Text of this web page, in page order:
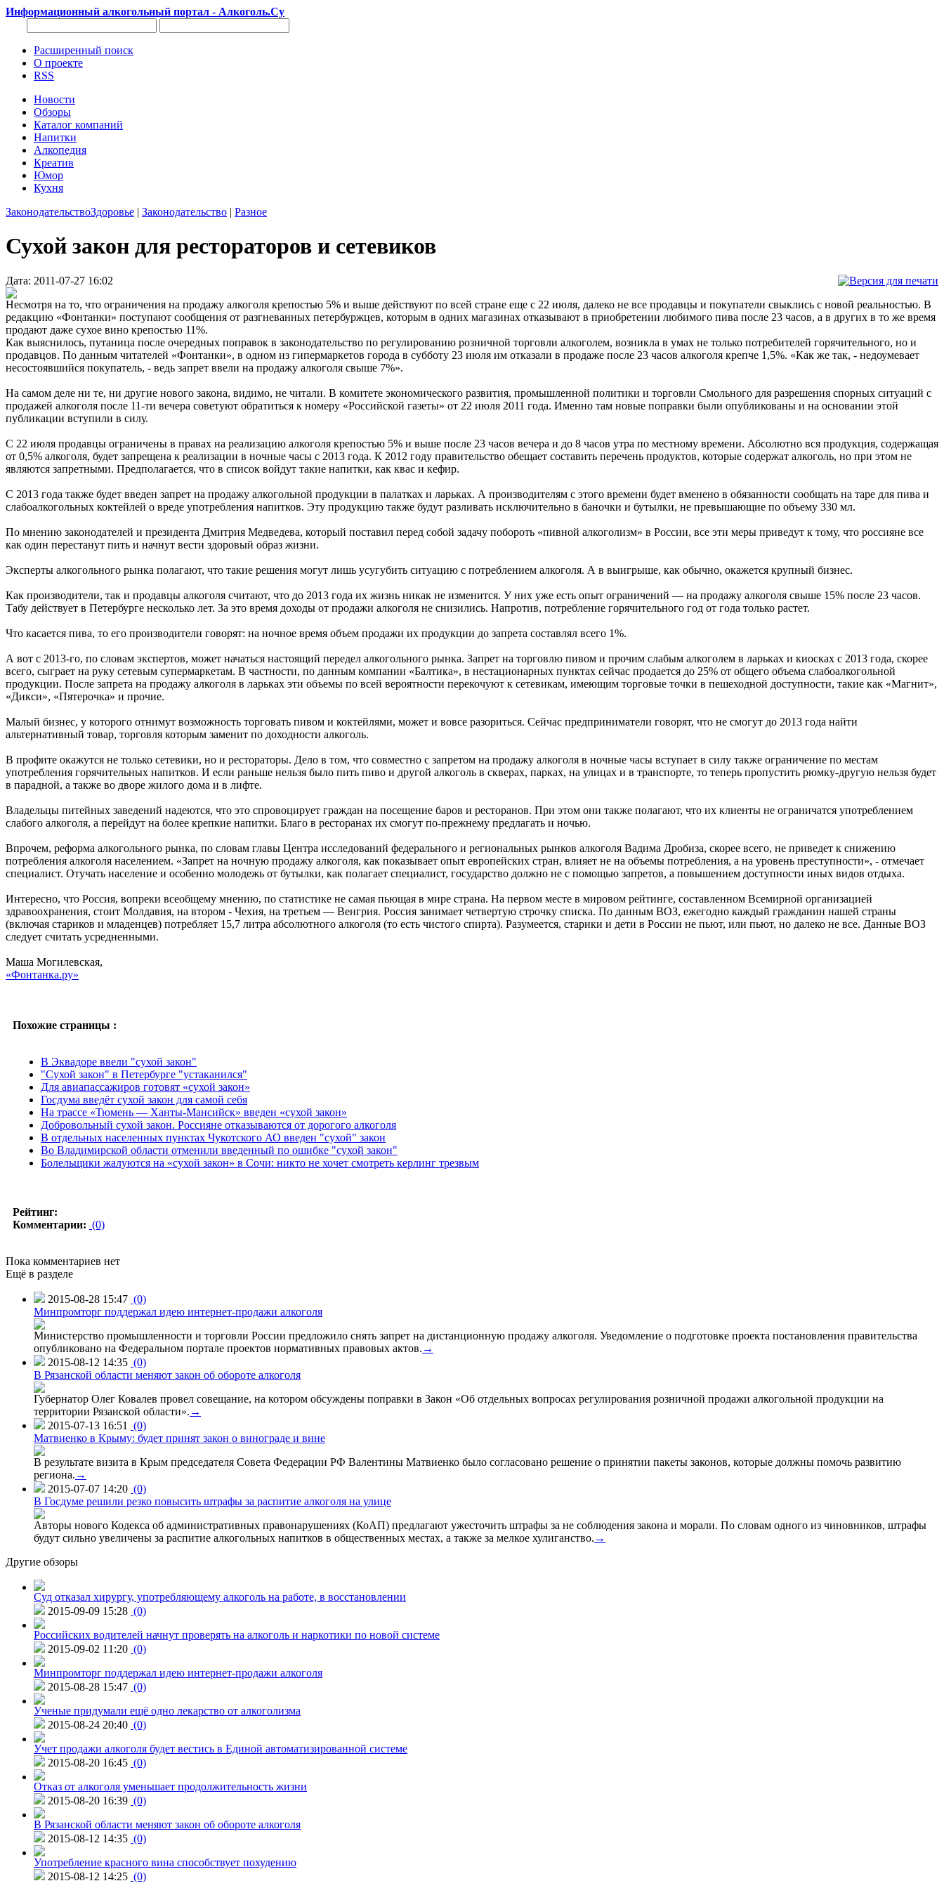
Информационный алкогольный портал - Алкоголь.Су
Расширенный поиск
О проекте
RSS
Новости
Обзоры
Каталог компаний
Напитки
Алкопедия
Креатив
Юмор
Кухня
ЗаконодательствоЗдоровье | Законодательство | Разное
Сухой закон для рестораторов и сетевиков
Дата: 2011-07-27 16:02
Несмотря на то, что ограничения на продажу алкоголя крепостью 5% и выше действуют по всей стране еще с 22 июля, далеко не все продавцы и покупатели свыклись с новой реальностью. В
редакцию «Фонтанки» поступают сообщения от разгневанных петербуржцев, которым в одних магазинах отказывают в приобретении любимого пива после 23 часов, а в других в то же время
продают даже сухое вино крепостью 11%.
Как выяснилось, путаница после очередных поправок в законодательство по регулированию розничной торговли алкоголем, возникла в умах не только потребителей горячительного, но и
продавцов. По данным читателей «Фонтанки», в одном из гипермаркетов города в субботу 23 июля им отказали в продаже после 23 часов алкоголя крепче 1,5%. «Как же так, - недоумевает
несостоявшийся покупатель, - ведь запрет ввели на продажу алкоголя свыше 7%».
На самом деле ни те, ни другие нового закона, видимо, не читали. В комитете экономического развития, промышленной политики и торговли Смольного для разрешения спорных ситуаций с
продажей алкоголя после 11-ти вечера советуют обратиться к номеру «Российской газеты» от 22 июля 2011 года. Именно там новые поправки были опубликованы и на основании этой
публикации вступили в силу.
С 22 июля продавцы ограничены в правах на реализацию алкоголя крепостью 5% и выше после 23 часов вечера и до 8 часов утра по местному времени. Абсолютно вся продукция, содержащая
от 0,5% алкоголя, будет запрещена к реализации в ночные часы с 2013 года. К 2012 году правительство обещает составить перечень продуктов, которые содержат алкоголь, но при этом не
являются запретными. Предполагается, что в список войдут такие напитки, как квас и кефир.
С 2013 года также будет введен запрет на продажу алкогольной продукции в палатках и ларьках. А производителям с этого времени будет вменено в обязанности сообщать на таре для пива и
слабоалкогольных коктейлей о вреде употребления напитков. Эту продукцию также будут разливать исключительно в баночки и бутылки, не превышающие по объему 330 мл.
По мнению законодателей и президента Дмитрия Медведева, который поставил перед собой задачу побороть «пивной алкоголизм» в России, все эти меры приведут к тому, что россияне все
как один перестанут пить и начнут вести здоровый образ жизни.
Эксперты алкогольного рынка полагают, что такие решения могут лишь усугубить ситуацию с потреблением алкоголя. А в выигрыше, как обычно, окажется крупный бизнес.
Как производители, так и продавцы алкоголя считают, что до 2013 года их жизнь никак не изменится. У них уже есть опыт ограничений — на продажу алкоголя свыше 15% после 23 часов.
Табу действует в Петербурге несколько лет. За это время доходы от продажи алкоголя не снизились. Напротив, потребление горячительного год от года только растет.
Что касается пива, то его производители говорят: на ночное время объем продажи их продукции до запрета составлял всего 1%.
А вот с 2013-го, по словам экспертов, может начаться настоящий передел алкогольного рынка. Запрет на торговлю пивом и прочим слабым алкоголем в ларьках и киосках с 2013 года, скорее
всего, сыграет на руку сетевым супермаркетам. В частности, по данным компании «Балтика», в нестационарных пунктах сейчас продается до 25% от общего объема слабоалкогольной
продукции. После запрета на продажу алкоголя в ларьках эти объемы по всей вероятности перекочуют к сетевикам, имеющим торговые точки в пешеходной доступности, такие как «Магнит»,
«Дикси», «Пятерочка» и прочие.
Малый бизнес, у которого отнимут возможность торговать пивом и коктейлями, может и вовсе разориться. Сейчас предприниматели говорят, что не смогут до 2013 года найти
альтернативный товар, торговля которым заменит по доходности алкоголь.
В профите окажутся не только сетевики, но и рестораторы. Дело в том, что совместно с запретом на продажу алкоголя в ночные часы вступает в силу также ограничение по местам
употребления горячительных напитков. И если раньше нельзя было пить пиво и другой алкоголь в скверах, парках, на улицах и в транспорте, то теперь пропустить рюмку-другую нельзя будет
в парадной, а также во дворе жилого дома и в лифте.
Владельцы питейных заведений надеются, что это спровоцирует граждан на посещение баров и ресторанов. При этом они также полагают, что их клиенты не ограничатся употреблением
слабого алкоголя, а перейдут на более крепкие напитки. Благо в ресторанах их смогут по-прежнему предлагать и ночью.
Впрочем, реформа алкогольного рынка, по словам главы Центра исследований федерального и региональных рынков алкоголя Вадима Дробиза, скорее всего, не приведет к снижению
потребления алкоголя населением. «Запрет на ночную продажу алкоголя, как показывает опыт европейских стран, влияет не на объемы потребления, а на уровень преступности», - отмечает
специалист. Отучать население и особенно молодежь от бутылки, как полагает специалист, государство должно не с помощью запретов, а повышением доступности иных видов отдыха.
Интересно, что Россия, вопреки всеобщему мнению, по статистике не самая пьющая в мире страна. На первом месте в мировом рейтинге, составленном Всемирной организацией
здравоохранения, стоит Молдавия, на втором - Чехия, на третьем — Венгрия. Россия занимает четвертую строчку списка. По данным ВОЗ, ежегодно каждый гражданин нашей страны
(включая стариков и младенцев) потребляет 15,7 литра абсолютного алкоголя (то есть чистого спирта). Разумеется, старики и дети в России не пьют, или пьют, но далеко не все. Данные ВОЗ
следует считать усредненными.
Маша Могилевская,
«Фонтанка.ру»
Похожие страницы :
В Эквадоре ввели "сухой закон"
"Сухой закон" в Петербурге "устаканился"
Для авиапассажиров готовят «сухой закон»
Госдума введёт сухой закон для самой себя
На трассе «Тюмень — Ханты-Мансийск» введен «сухой закон»
Добровольный сухой закон. Россияне отказываются от дорогого алкоголя
В отдельных населенных пунктах Чукотского АО введен "сухой" закон
Во Владимирской области отменили введенный по ошибке "сухой закон"
Болельщики жалуются на «сухой закон» в Сочи: никто не хочет смотреть керлинг трезвым
Рейтинг:
Комментарии: (0)
Пока комментариев нет
Ещё в разделе
2015-08-28 15:47 (0)
Минпромторг поддержал идею интернет-продажи алкоголя
Министерство промышленности и торговли России предложило снять запрет на дистанционную продажу алкоголя. Уведомление о подготовке проекта постановления правительства
опубликовано на Федеральном портале проектов нормативных правовых актов. →
2015-08-12 14:35 (0)
В Рязанской области меняют закон об обороте алкоголя
Губернатор Олег Ковалев провел совещание, на котором обсуждены поправки в Закон «Об отдельных вопросах регулирования розничной продажи алкогольной продукции на
территории Рязанской области». →
2015-07-13 16:51
(0)
Матвиенко в Крыму: будет принят закон о винограде и вине
В результате визита в Крым председателя Совета Федерации РФ Валентины Матвиенко было согласовано решение о принятии пакеты законов, которые должны помочь развитию
региона. →
2015-07-07 14:20 (0)
В Госдуме решили резко повысить штрафы за распитие алкоголя на улице
Авторы нового Кодекса об административных правонарушениях (КоАП) предлагают ужесточить штрафы за не соблюдения закона и морали. По словам одного из чиновников, штрафы
будут сильно увеличены за распитие алкогольных напитков в общественных местах, а также за мелкое хулиганство. →
Другие обзоры
Суд отказал хирургу, употребляющему алкоголь на работе, в восстановлении
2015-09-09 15:28 (0)
Российских водителей начнут проверять на алкоголь и наркотики по новой системе
2015-09-02 11:20 (0)
Минпромторг поддержал идею интернет-продажи алкоголя
2015-08-28 15:47 (0)
Ученые придумали ещё одно лекарство от алкоголизма
2015-08-24 20:40 (0)
Учет продажи алкоголя будет вестись в Единой автоматизированной системе
2015-08-20 16:45 (0)
Отказ от алкоголя уменьшает продолжительность жизни
2015-08-20 16:39 (0)
В Рязанской области меняют закон об обороте алкоголя
2015-08-12 14:35 (0)
Употребление красного вина способствует похудению
2015-08-12 14:25 (0)